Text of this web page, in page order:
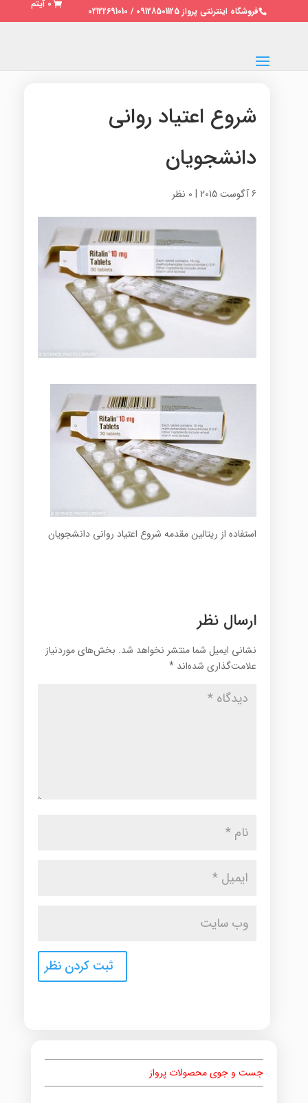
فروشگاه اینترنتی پرواز 09128501125 / 02122691010
0 آیتم
شروع اعتیاد روانی
دانشجویان
6 آگوست 2015 | 0 نظر
استفاده از ریتالین مقدمه شروع اعتیاد روانی دانشجویان
ارسال نظر
نشانی ایمیل شما منتشر نخواهد شد. بخش‌های موردنیاز
علامت‌گذاری شده‌اند *
جست و جوی محصولات پرواز